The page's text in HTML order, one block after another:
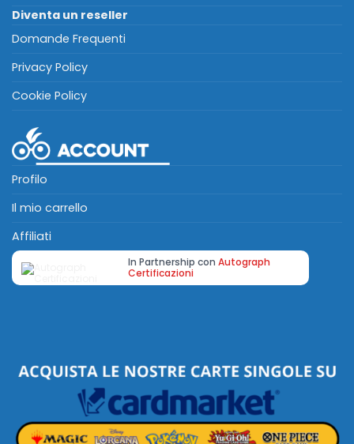
Diventa un reseller
Domande Frequenti
Privacy Policy
Cookie Policy
Profilo
Il mio carrello
Affiliati
In Partnership con Autograph
Certificazioni